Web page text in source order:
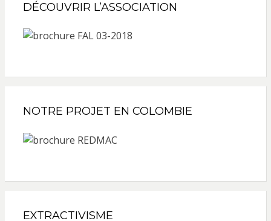
DÉCOUVRIR L’ASSOCIATION
NOTRE PROJET EN COLOMBIE
EXTRACTIVISME